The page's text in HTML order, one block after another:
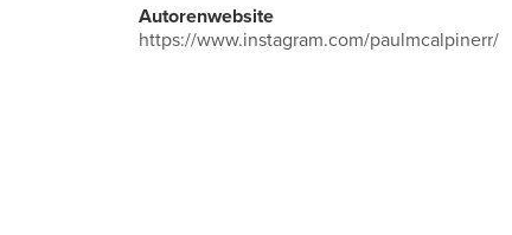
Autorenwebsite
https://www.instagram.com/paulmcalpinerr/